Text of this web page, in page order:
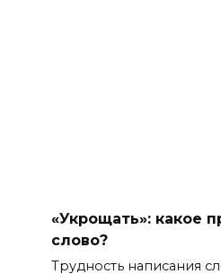
«Укрощать»: какое
слово?
Трудность написания